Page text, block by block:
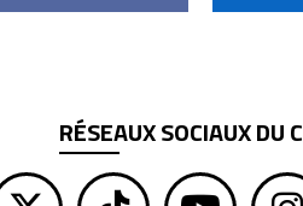
RÉSEAUX SOCIAUX DU